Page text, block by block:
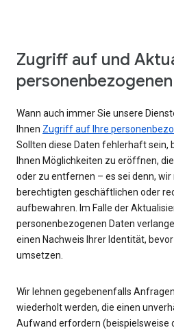
Zugriff auf und
Wann auch immer Sie unsere
Ihnen Zugriff auf Ihre
Sollten diese Daten fehlerhaft sein,
Ihnen Möglichkeiten zu eröffnen,
oder zu entfernen – es sei denn,
berechtigten geschäftlichen oder
aufbewahren. Im Falle der
personenbezogenen Daten
einen Nachweis Ihrer Identität,
umsetzen.
Wir lehnen gegebenenfalls
wiederholt werden, die einen
Aufwand erfordern (beispielsweise